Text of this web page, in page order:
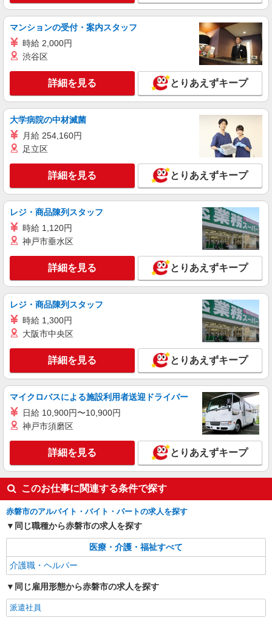
赤磐市｜シニア向けマンションでの生活サポー
ト・フロアの巡回
時給1350円〜2062円 ＜日払い有/週払い有/交
キープ 詳細を見る
株式会社kotrio /●OK-H-1993645
赤磐市｜サ高住STAFF＊落ち着いた雰囲気で
時給1350円〜2062円 ＜日払い有/週払い有/交
通費全支給(ガソリン代含む)＞
赤磐市内 ほか周辺エリアでもご紹介
キープ 詳細を見る
マンションの受付・案内スタッフ
時給 2,000円
渋谷区
詳細を見る とりあえずキープ
大学病院の中材滅菌
月給 254,160円
足立区
詳細を見る とりあえずキープ
レジ・商品陳列スタッフ
時給 1,120円
神戸市垂水区
詳細を見る とりあえずキープ
レジ・商品陳列スタッフ
時給 1,300円
大阪市中央区
詳細を見る とりあえずキープ
マイクロバスによる施設利用者送迎ドライバー
日給 10,900円〜10,900円
神戸市須磨区
詳細を見る とりあえずキープ
このお仕事に関連する条件で探す
赤磐市のアルバイト・バイト・パートの求人を探す
同じ職種から赤磐市の求人を探す
医療・介護・福祉すべて
介護職・ヘルパー
同じ雇用形態から赤磐市の求人を探す
派遣社員